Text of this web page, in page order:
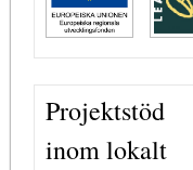
Projektstöd
inom lokalt